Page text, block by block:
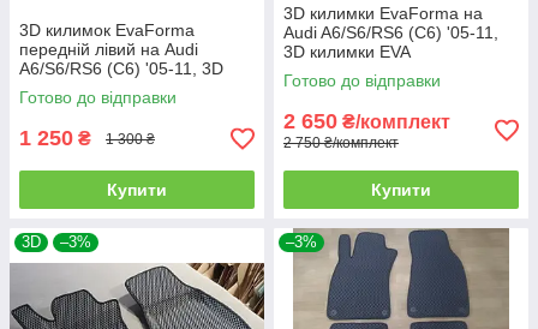
3D килимок EvaForma
передній лівий на Audi
A6/S6/RS6 (C6) '05-11, 3D
килимки EVA
Готово до відправки
1 250 ₴ 1 300 ₴
Купити
3D килимки EvaForma на
Audi A6/S6/RS6 (C6) '05-11,
3D килимки EVA
Готово до відправки
2 650 ₴/комплект
2 750 ₴/комплект
Купити
3D –3% –3%